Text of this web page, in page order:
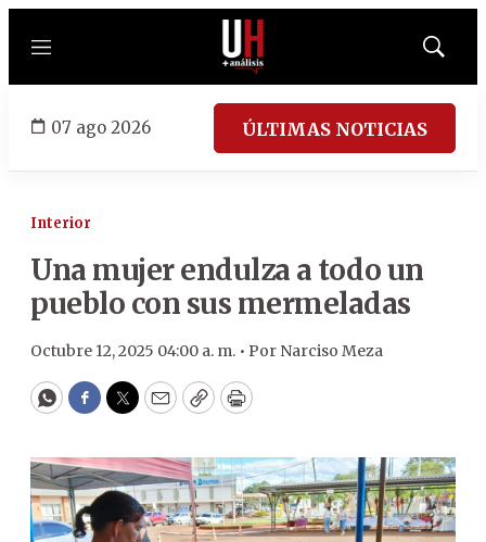
Menú
Mostrar
07 ago 2026 ÚLTIMAS NOTICIAS
Interior
Una mujer endulza a todo un
pueblo con sus mermeladas
Octubre 12, 2025 04:00 a. m. • Por Narciso Meza
WhatsApp
Facebook
Twitter
EmailCopyPrint